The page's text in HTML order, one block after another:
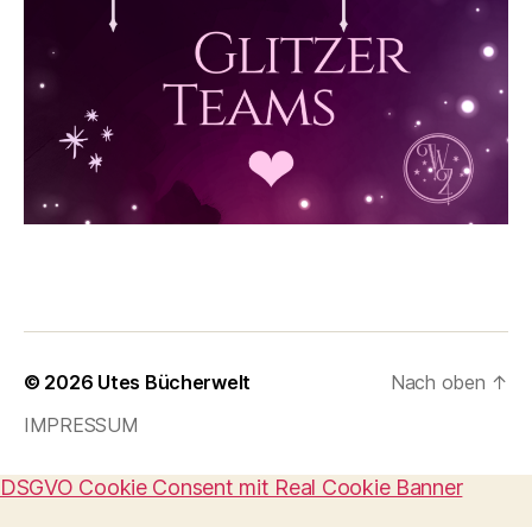
© 2026 Utes Bücherwelt
IMPRESSUM
Nach oben ↑
DSGVO Cookie Consent mit Real Cookie Banner